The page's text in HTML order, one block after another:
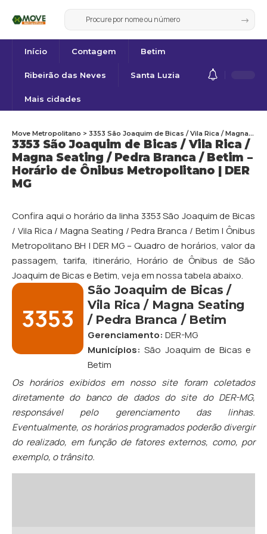
Início Contagem Betim
Ribeirão das Neves Santa Luzia
Mais cidades
3353 São Joaquim de Bicas / Vila Rica /
Magna Seating / Pedra Branca / Betim –
Horário de Ônibus Metropolitano | DER
MG
Move Metropolitano > 3353 São Joaquim de Bicas / Vila Rica / Magna Seating / Pedra Branca / Betim – Horário de Ônibus Metropolitano | DER MG
Confira aqui o horário da linha 3353 São Joaquim de Bicas
/ Vila Rica / Magna Seating / Pedra Branca / Betim | Ônibus
Metropolitano BH | DER MG – Quadro de horários, valor da
passagem, tarifa, itinerário, Horário de Ônibus de São
Joaquim de BicaseBetim, veja em nossa tabela abaixo.
3353
São Joaquim de Bicas /
Vila Rica / Magna Seating
/ Pedra Branca / Betim
Gerenciamento: DER-MG
Municípios: São Joaquim de Bicas e
Betim
Os horários exibidos em nosso site foram coletados
diretamente do banco de dados do site do DER-MG,
responsável pelo gerenciamento das linhas.
Eventualmente, os horários programados poderão divergir
do realizado, em função de fatores externos, como, por
exemplo, o trânsito.